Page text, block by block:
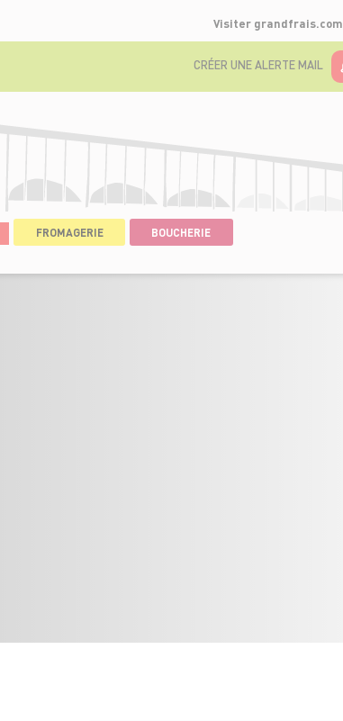
Visiter grandfrais.com
CRÉER UNE ALERTE MAIL
FROMAGERIE
BOUCHERIE